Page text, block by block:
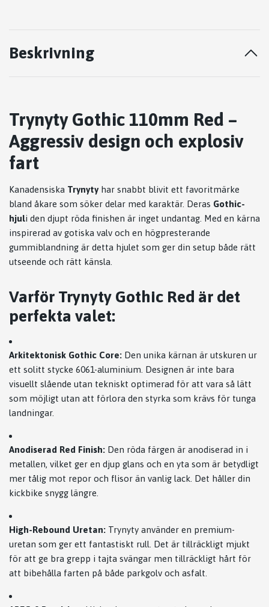
Beskrivning
Trynyty Gothic 110mm Red –
Aggressiv design och explosiv
fart
Kanadensiska Trynyty har snabbt blivit ett favoritmärke
bland åkare som söker delar med karaktär. Deras Gothic-
hjuli den djupt röda finishen är inget undantag. Med en kärna
inspirerad av gotiska valv och en högpresterande
gummiblandning är detta hjulet som ger din setup både rätt
utseende och rätt känsla.
Varför Trynyty Gothic Red är det
perfekta valet:
Arkitektonisk Gothic Core: Den unika kärnan är utskuren ur
ett solitt stycke 6061-aluminium. Designen är inte bara
visuellt slående utan tekniskt optimerad för att vara så lätt
som möjligt utan att förlora den styrka som krävs för tunga
landningar.
Anodiserad Red Finish: Den röda färgen är anodiserad in i
metallen, vilket ger en djup glans och en yta som är betydligt
mer tålig mot repor och flisor än vanlig lack. Det håller din
kickbike snygg längre.
High-Rebound Uretan: Trynyty använder en premium-
uretan som ger ett fantastiskt rull. Det är tillräckligt mjukt
för att ge bra grepp i tajta svängar men tillräckligt hårt för
att bibehålla farten på både parkgolv och asfalt.